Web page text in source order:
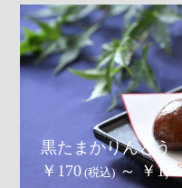
安城一番
￥180 (税込)～ ￥
黒たまかりんとう
￥170 (税込)～ ￥
べっぴんじゃん
(税込)